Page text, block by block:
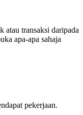
atau transaksi daripada
apa-apa sahaja
pekerjaan.